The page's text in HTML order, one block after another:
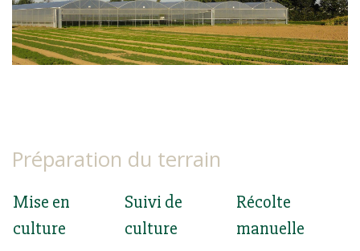
Préparation du terrain
Mise en
culture
Suivi de
culture
Récolte
manuelle